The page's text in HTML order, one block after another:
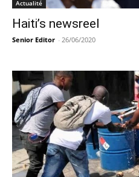
Actualité
Haiti’s newsreel
Senior Editor - 26/06/2020